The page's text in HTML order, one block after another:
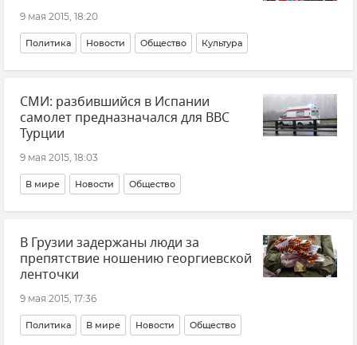
9 мая 2015, 18:20
Политика Новости Общество Культура
СМИ: разбившийся в Испании
самолет предназначался для ВВС
Турции
9 мая 2015, 18:03
В мире Новости Общество
В Грузии задержаны люди за
препятствие ношению георгиевской
ленточки
9 мая 2015, 17:36
Политика В мире Новости Общество